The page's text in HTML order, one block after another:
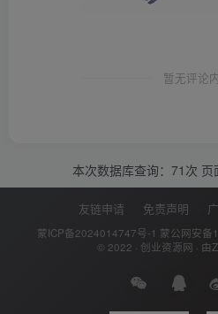
暂无评论
本次数据库查询：71次
友链申请 免责声明
蒙ICP备2024014747号-1 蒙公网安备
© 2022 · 创业资源网 · 由